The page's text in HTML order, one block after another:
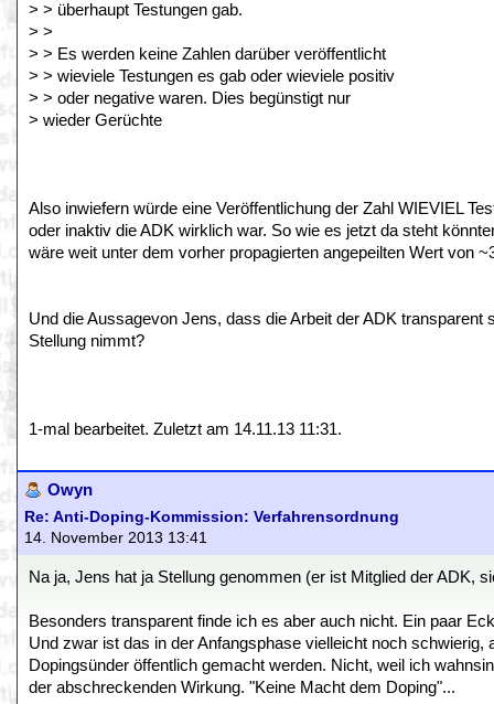
> > überhaupt Testungen gab.
> >
> > Es werden keine Zahlen darüber veröffentlicht
> > wieviele Testungen es gab oder wieviele positiv
> > oder negative waren. Dies begünstigt nur
> wieder Gerüchte
Also inwiefern würde eine Veröffentlichung der Zahl WIEVIEL
oder inaktiv die ADK wirklich war. So wie es jetzt da steht
wäre weit unter dem vorher propagierten angepeilten Wert von
Und die Aussagevon Jens, dass die Arbeit der ADK
Stellung nimmt?
1-mal bearbeitet. Zuletzt am 14.11.13 11:31.
Owyn
Re: Anti-Doping-Kommission: Verfahrensordnung
14. November 2013 13:41
Na ja, Jens hat ja Stellung genommen (er ist Mitglied der ADK,
Besonders transparent finde ich es aber auch nicht. Ein paar
Und zwar ist das in der Anfangsphase vielleicht noch
Dopingsünder öffentlich gemacht werden. Nicht, weil ich
der abschreckenden Wirkung. "Keine Macht dem Doping"...